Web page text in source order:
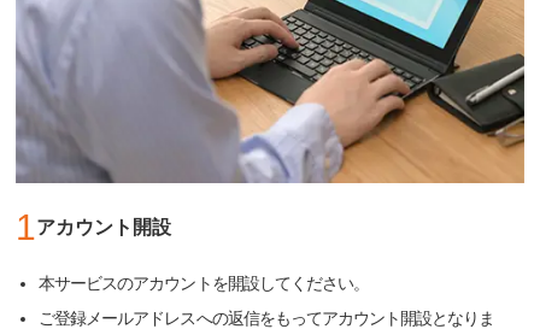
1アカウント開設
本サービスのアカウントを開設してください。
ご登録メールアドレスへの返信をもってアカウント開設となりま